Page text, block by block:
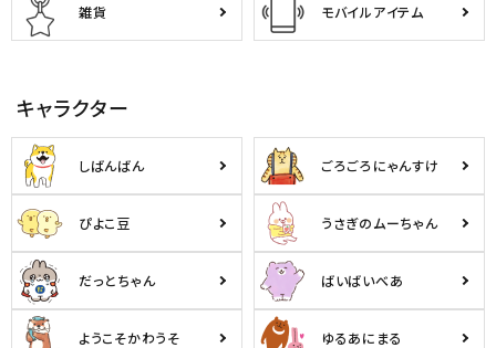
雑貨 モバイルアイテム
キャラクター
しばんばん ごろごろにゃんすけ
ぴよこ豆 うさぎのムーちゃん
だっとちゃん ばいばいべあ
ようこそかわうそ ゆるあにまる